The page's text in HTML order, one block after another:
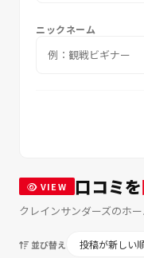
ニックネーム
VIEW 口コミを
クレインサンダーズのホ
並び替え